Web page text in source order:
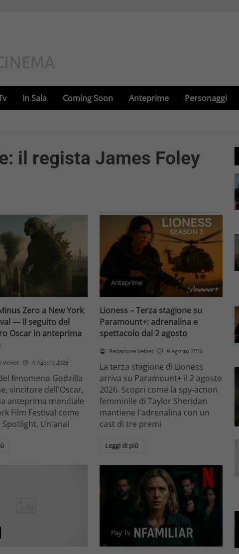
In Sala Coming Soon Anteprime Personaggi
il regista James Foley
Zero a New York
— Il seguito del
Oscar in anteprima
Velvet 9 Agosto 2026
fenomeno Godzilla
vincitore dell'Oscar,
anteprima mondiale
Film Festival come
Spotlight. Un'anal
Anteprime
Lioness – Terza stagione su
Paramount+: adrenalina e
spettacolo dal 2 agosto
Redazione Velvet 9 Agosto 2026
La terza stagione di Lioness
arriva su Paramount+ il 2 agosto
2026. Scopri come la spy-action
femminile di Taylor Sheridan
mantiene l'adrenalina con un
cast di tre premi
Leggi di più
Pay Tv